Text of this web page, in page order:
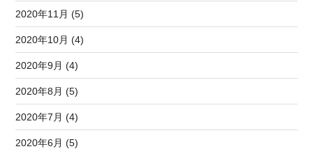
2020年11月 (5)
2020年10月 (4)
2020年9月 (4)
2020年8月 (5)
2020年7月 (4)
2020年6月 (5)